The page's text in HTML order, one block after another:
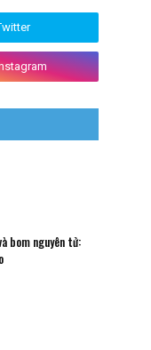
bom nguyên tử: